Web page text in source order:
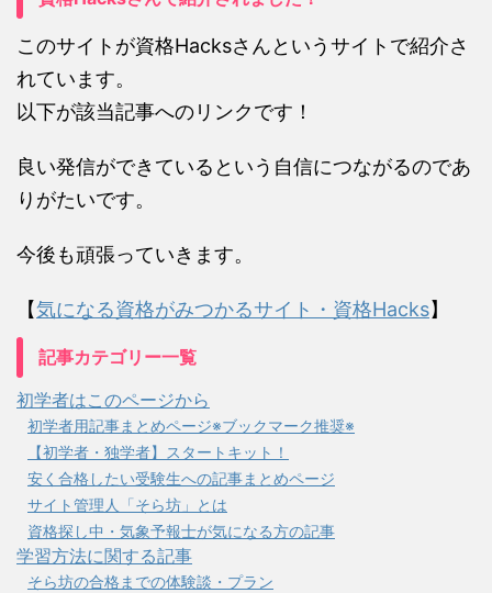
このサイトが資格Hacksさんというサイトで紹介さ
れています。
以下が該当記事へのリンクです！
良い発信ができているという自信につながるのであ
りがたいです。
今後も頑張っていきます。
【気になる資格がみつかるサイト・資格Hacks】
記事カテゴリー一覧
初学者はこのページから
初学者用記事まとめページ※ブックマーク推奨※
【初学者・独学者】スタートキット！
安く合格したい受験生への記事まとめページ
サイト管理人「そら坊」とは
資格探し中・気象予報士が気になる方の記事
学習方法に関する記事
そら坊の合格までの体験談・プラン